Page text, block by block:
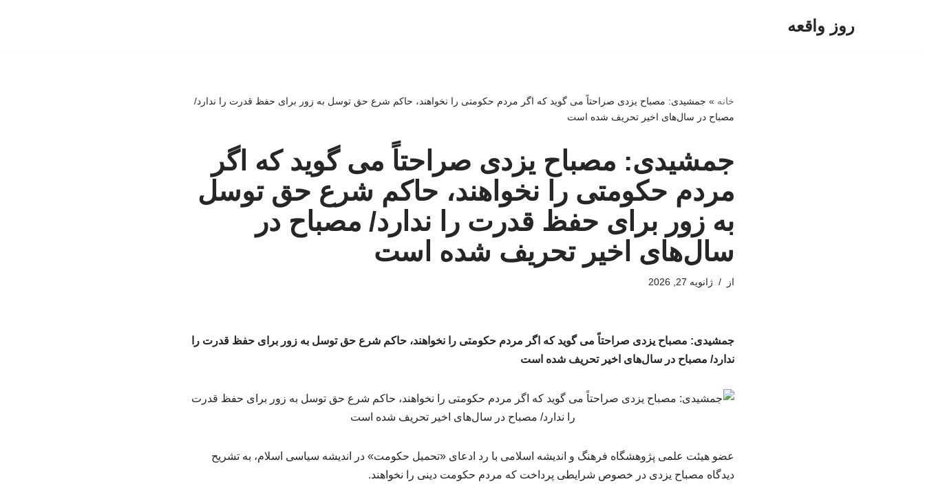
روز واقعه
خانه » جمشیدی: مصباح یزدی صراحتاً می گوید که اگر مردم حکومتی را نخواهند، حاکم شرع حق توسل به زور برای حفظ قدرت را ندارد/
مصباح در سال‌های اخیر تحریف شده است
جمشیدی: مصباح یزدی صراحتاً می گوید که اگر
مردم حکومتی را نخواهند، حاکم شرع حق توسل
به زور برای حفظ قدرت را ندارد/ مصباح در
سال‌های اخیر تحریف شده است
از ژانویه 27, 2026
جمشیدی: مصباح یزدی صراحتاً می گوید که اگر مردم حکومتی را نخواهند، حاکم شرع حق توسل به زور برای حفظ قدرت را
ندارد/ مصباح در سال‌های اخیر تحریف شده است
عضو هیئت علمی پژوهشگاه فرهنگ و اندیشه اسلامی با رد ادعای «تحمیل حکومت» در اندیشه سیاسی اسلام، به تشریح
دیدگاه مصباح یزدی در خصوص شرایطی پرداخت که مردم حکومت دینی را نخواهند.